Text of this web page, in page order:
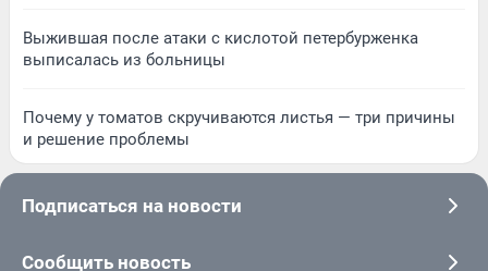
Выжившая после атаки с кислотой петербурженка
выписалась из больницы
Почему у томатов скручиваются листья — три причины
и решение проблемы
Подписаться на новости
Сообщить новость